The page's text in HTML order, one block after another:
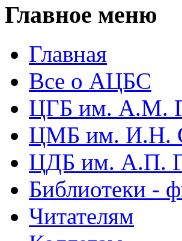
Главное меню
Главная
Все о АЦБС
ЦГБ им. А.М.
ЦМБ им. И.Н.
ЦДБ им. А.П.
Библиотеки -
Читателям